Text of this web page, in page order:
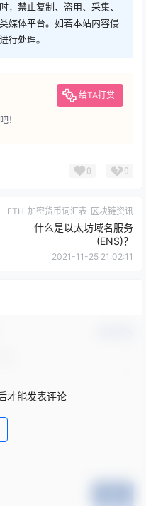
，禁止复制、盗用、采集、
媒体平台。如若本站内容侵
行处理。
给TA打赏
！
0 0
ETH 加密货币词汇表 区块链资讯
什么是以太坊域名服务
(ENS)？
2021-11-25 21:02:11
才能发表评论